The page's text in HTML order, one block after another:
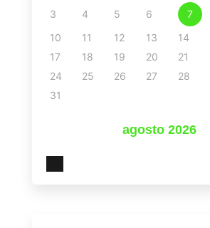
agosto 2026
3
4 5 6 7
10
11 12 13 14
17
18 19 20 21
24
25 26 27 28
31